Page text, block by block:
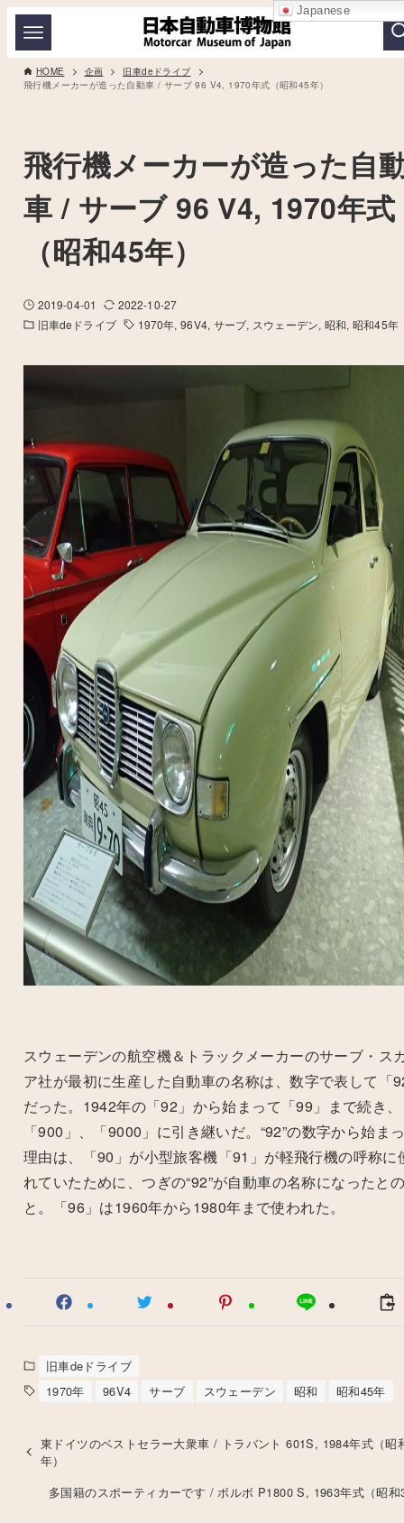
HOME 企画
旧車deドライブ
飛行機メーカーが造った自動車 / サーブ 96 V4, 1970年式（昭和45年）
飛行機メーカーが造った自
車 / サーブ 96 V4, 1970年式
（昭和45年）
2019-04-01
2022-10-27
旧車deドライブ
1970年 96V4 サーブ スウェーデン 昭和 昭和45年
スウェーデンの航空機＆トラックメーカーのサーブ・ス
ア社が最初に生産した自動車の名称は、数字で表して「
だった。 1942年の「92 」から始まって「99 」まで続き、
「900 」、「9000 」に引き継いだ。“92”の数字から始ま
理由は、「90 」が小型旅客機「91 」が軽飛行機の呼称に
れていたために、つぎの“92”が自動車の名称になったと
と。「96」は1960年から1980年まで使われた。
旧車deドライブ
1970年
96V4 サーブ スウェーデン 昭和 昭和45年
東ドイツのベストセラー大衆車 / トラバント 601S, 1984年式（昭
年）
多国籍のスポーティカーです / ボルボ P1800 S, 1963年式（昭和
Japanese